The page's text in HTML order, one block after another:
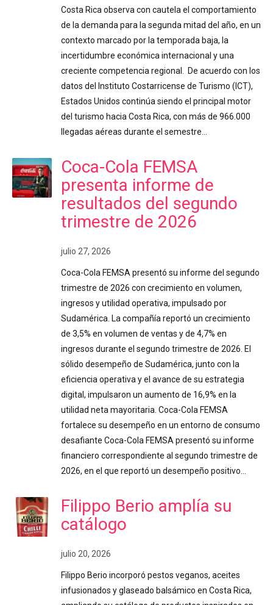
Costa Rica observa con cautela el comportamiento
de la demanda para la segunda mitad del año, en un
contexto marcado por la temporada baja, la
incertidumbre económica internacional y una
creciente competencia regional. De acuerdo con los
datos del Instituto Costarricense de Turismo (ICT),
Estados Unidos continúa siendo el principal motor
del turismo hacia Costa Rica, con más de 966.000
llegadas aéreas durante el semestre…
Coca-Cola FEMSA
presenta informe de
resultados del segundo
trimestre de 2026
julio 27, 2026
Coca-Cola FEMSA presentó su informe del segundo
trimestre de 2026 con crecimiento en volumen,
ingresos y utilidad operativa, impulsado por
Sudamérica. La compañía reportó un crecimiento
de 3,5% en volumen de ventas y de 4,7% en
ingresos durante el segundo trimestre de 2026. El
sólido desempeño de Sudamérica, junto con la
eficiencia operativa y el avance de su estrategia
digital, impulsaron un aumento de 16,9% en la
utilidad neta mayoritaria. Coca-Cola FEMSA
fortalece su desempeño en un entorno de consumo
desafiante Coca-Cola FEMSA presentó su informe
financiero correspondiente al segundo trimestre de
2026, en el que reportó un desempeño positivo…
Filippo Berio amplía su
catálogo
julio 20, 2026
Filippo Berio incorporó pestos veganos, aceites
infusionados y glaseado balsámico en Costa Rica,